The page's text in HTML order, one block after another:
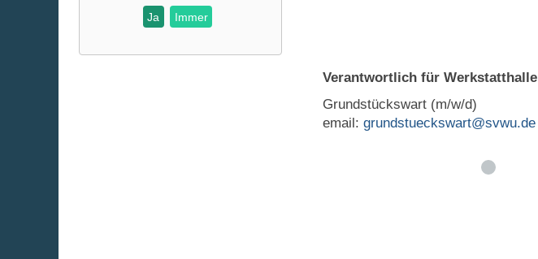
Verantwortlich für Werkstatthalle
Grundstückswart (m/w/d)
email: grundstueckswart@svwu.de
Ja Immer